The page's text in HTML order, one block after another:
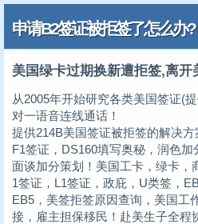
申请B2签证被拒签了怎么办?
美国绿卡过期换新遭拒签,离
从2005年开始研究各类美国签证(
对一语音连线通话！
提供214B美国签证被拒签的解决方
F1签证，DS160填写奥秘，润色
面谈加分策划！美国工卡，绿卡，
1签证，L1签证，政庇，U类签，
EB5，美签拒签原因查询，美国工
接，雇主担保移民！赴美生子全程